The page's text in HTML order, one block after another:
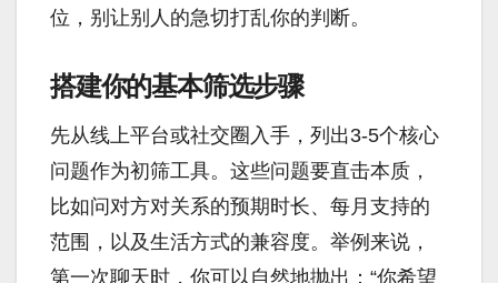
位，别让别人的急切打乱你的判断。
搭建你的基本筛选步骤
先从线上平台或社交圈入手，列出3-5个核心
问题作为初筛工具。这些问题要直击本质，
比如问对方对关系的预期时长、每月支持的
范围，以及生活方式的兼容度。举例来说，
第一次聊天时，你可以自然地抛出：“你希望